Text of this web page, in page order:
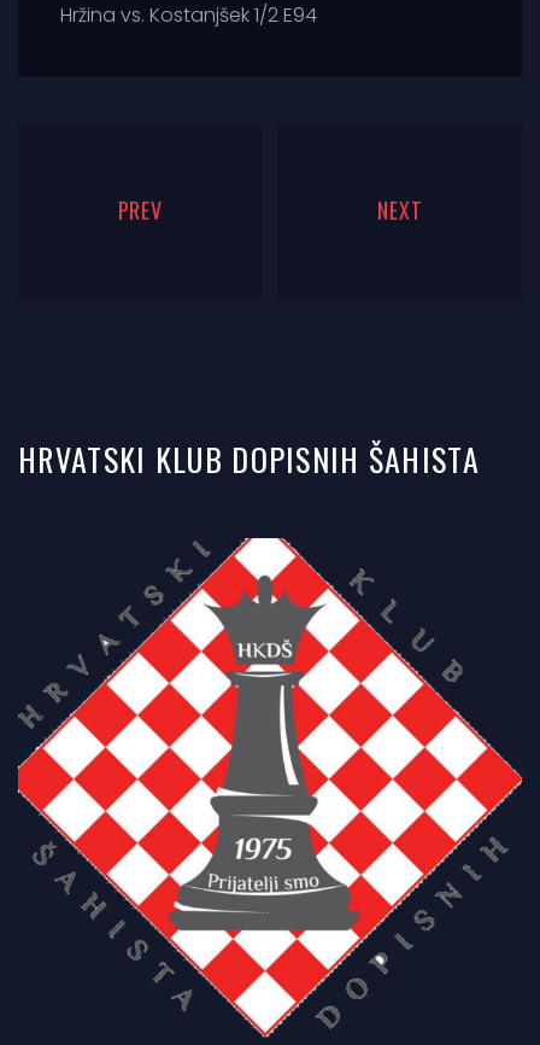
Hržina vs. Kostanjšek 1/2 E94
PREV NEXT
HRVATSKI KLUB DOPISNIH ŠAHISTA